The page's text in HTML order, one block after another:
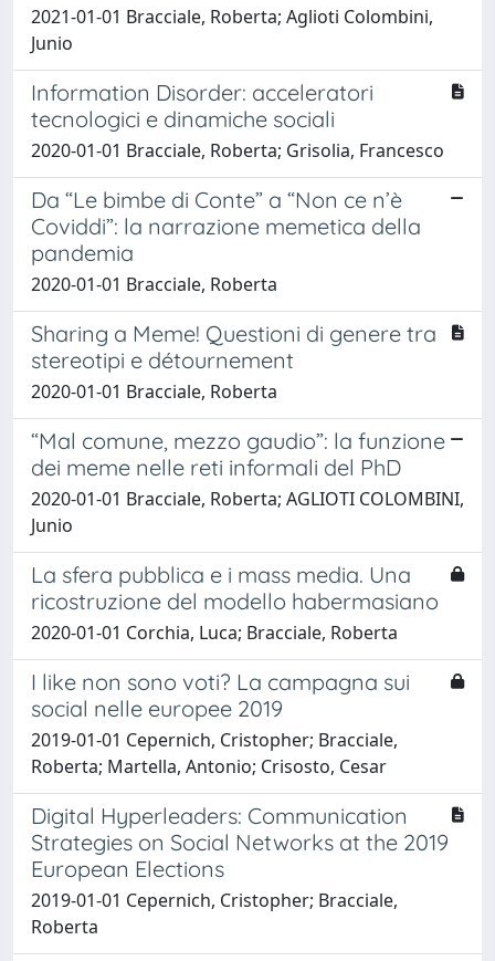
2021-01-01 Bracciale, Roberta; Aglioti Colombini,
Junio
Information Disorder: acceleratori
tecnologici e dinamiche sociali
2020-01-01 Bracciale, Roberta; Grisolia, Francesco
Da “Le bimbe di Conte” a “Non ce n’è
Coviddi”: la narrazione memetica della
pandemia
2020-01-01 Bracciale, Roberta
Sharing a Meme! Questioni di genere tra
stereotipi e détournement
2020-01-01 Bracciale, Roberta
“Mal comune, mezzo gaudio”: la funzione
dei meme nelle reti informali del PhD
2020-01-01 Bracciale, Roberta; AGLIOTI COLOMBINI,
Junio
La sfera pubblica e i mass media. Una
ricostruzione del modello habermasiano
2020-01-01 Corchia, Luca; Bracciale, Roberta
I like non sono voti? La campagna sui
social nelle europee 2019
2019-01-01 Cepernich, Cristopher; Bracciale,
Roberta; Martella, Antonio; Crisosto, Cesar
Digital Hyperleaders: Communication
Strategies on Social Networks at the 2019
European Elections
2019-01-01 Cepernich, Cristopher; Bracciale,
Roberta